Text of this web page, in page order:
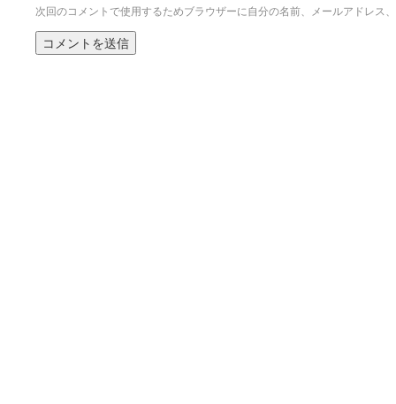
次回のコメントで使用するためブラウザーに自分の名前、メールアドレス